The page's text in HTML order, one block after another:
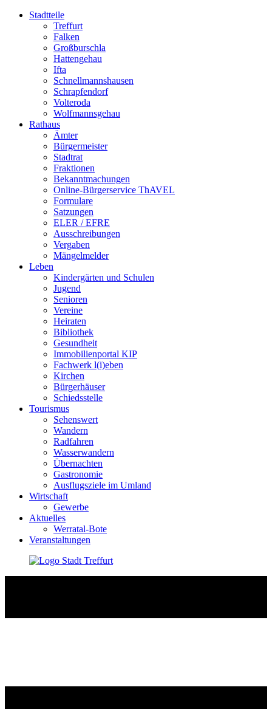
Stadtteile
Treffurt
Falken
Großburschla
Hattengehau
Ifta
Schnellmannshausen
Schrapfendorf
Volteroda
Wolfmannsgehau
Rathaus
Ämter
Bürgermeister
Stadtrat
Fraktionen
Bekanntmachungen
Online-Bürgerservice ThAVEL
Formulare
Satzungen
ELER / EFRE
Ausschreibungen
Vergaben
Mängelmelder
Leben
Kindergärten und Schulen
Jugend
Senioren
Vereine
Heiraten
Bibliothek
Gesundheit
Immobilienportal KIP
Fachwerk l(i)eben
Kirchen
Bürgerhäuser
Schiedsstelle
Tourismus
Sehenswert
Wandern
Radfahren
Wasserwandern
Übernachten
Gastronomie
Ausflugsziele im Umland
Wirtschaft
Gewerbe
Aktuelles
Werratal-Bote
Veranstaltungen